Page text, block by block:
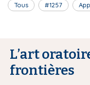
Tous #1257
L’art
frontières